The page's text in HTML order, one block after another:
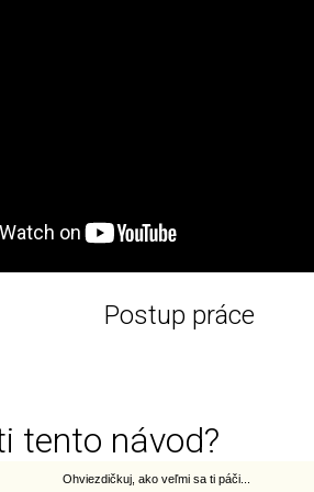
Postup práce
tento návod?
Ohviezdičkuj, ako veľmi sa ti páči...